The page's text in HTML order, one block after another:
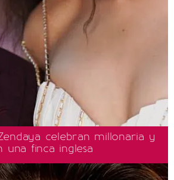
celebran millonaria y
una finca inglesa